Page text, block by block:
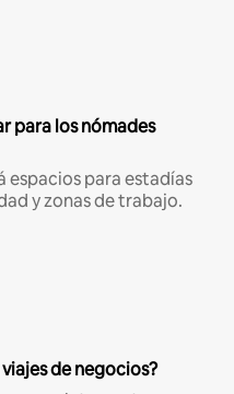
para los nómades
espacios para estadías
y zonas de trabajo.
de negocios?